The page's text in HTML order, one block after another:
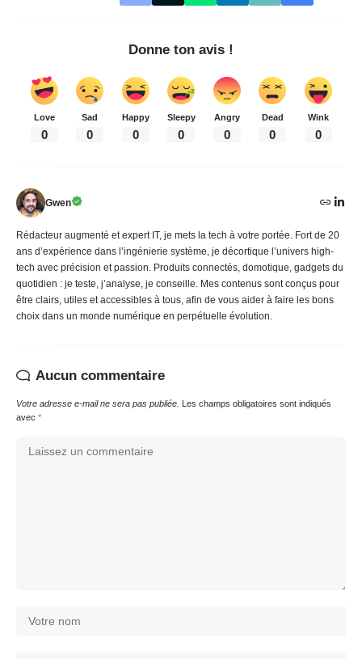
Donne ton avis !
Love
0
Sad
0
Happy
0
Sleepy
0
Angry
0
Dead
0
Wink
0
Gwen
Rédacteur augmenté et expert IT, je mets la tech à votre portée. Fort de 20
ans d’expérience dans l’ingénierie système, je décortique l’univers high-
tech avec précision et passion. Produits connectés, domotique, gadgets du
quotidien : je teste, j’analyse, je conseille. Mes contenus sont conçus pour
être clairs, utiles et accessibles à tous, afin de vous aider à faire les bons
choix dans un monde numérique en perpétuelle évolution.
Aucun commentaire
Votre adresse e-mail ne sera pas publiée. Les champs obligatoires sont indiqués
avec *